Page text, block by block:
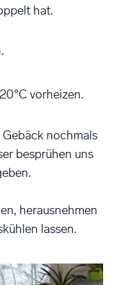
hat.
vorheizen.
nochmals
besprühen uns
herausnehmen
lassen.